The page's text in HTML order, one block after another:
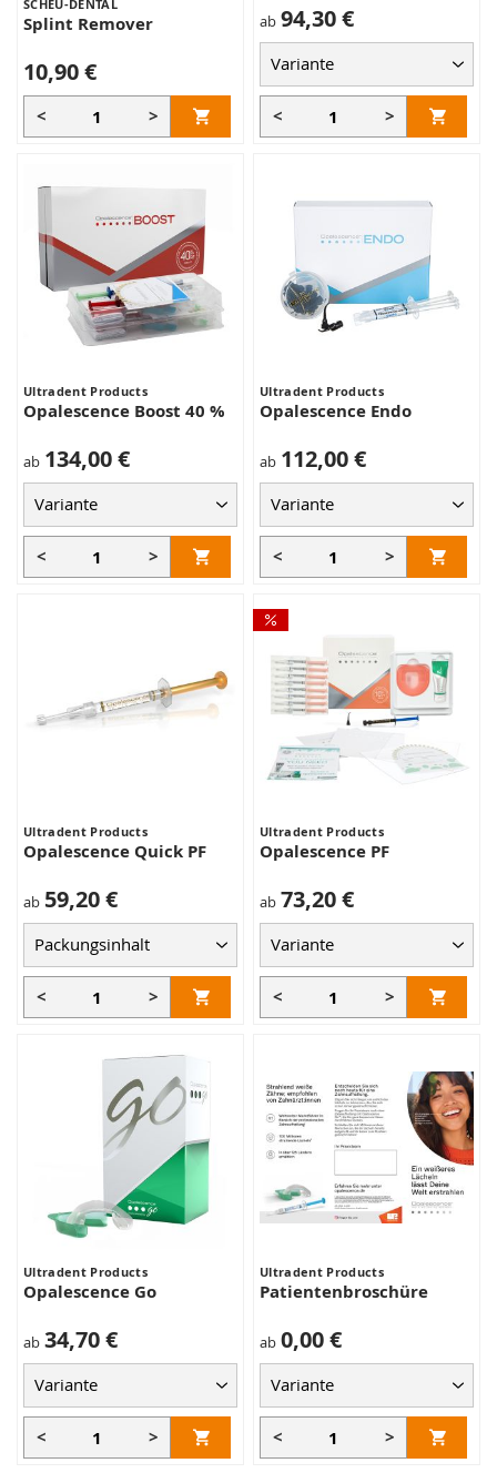
SCHEU-DENTAL
Splint Remover
10,90 €
< >
ab 94,30 €
< >
Ultradent Products
Opalescence Boost 40 %
ab 134,00 €
< >
Ultradent Products
Opalescence Endo
ab 112,00 €
< >
Ultradent Products
Opalescence Quick PF
ab 59,20 €
< >
Ultradent Products
Opalescence PF
ab 73,20 €
< >
Ultradent Products
Opalescence Go
ab 34,70 €
< >
Ultradent Products
Patientenbroschüre
ab 0,00 €
< >